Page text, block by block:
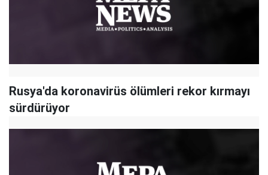
Rusya'da koronavirüs ölümleri rekor kırmayı
sürdürüyor